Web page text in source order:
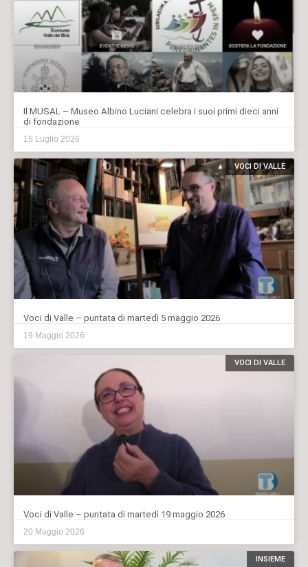
Il MUSAL – Museo Albino Luciani celebra i suoi primi dieci anni
di fondazione
15 Luglio 2026
VOCI DI VALLE
Voci di Valle – puntata di martedì 5 maggio 2026
19 Maggio 2026
VOCI DI VALLE
Voci di Valle – puntata di martedì 19 maggio 2026
20 Maggio 2026
INSIEME